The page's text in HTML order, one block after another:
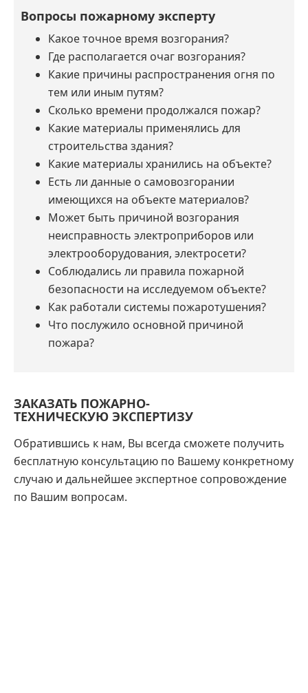
Вопросы пожарному эксперту
Какое точное время возгорания?
Где располагается очаг возгорания?
Какие причины распространения огня по
тем или иным путям?
Сколько времени продолжался пожар?
Какие материалы применялись для
строительства здания?
Какие материалы хранились на объекте?
Есть ли данные о самовозгорании
имеющихся на объекте материалов?
Может быть причиной возгорания
неисправность электроприборов или
электрооборудования, электросети?
Соблюдались ли правила пожарной
безопасности на исследуемом объекте?
Как работали системы пожаротушения?
Что послужило основной причиной
пожара?
ЗАКАЗАТЬ ПОЖАРНО-
ТЕХНИЧЕСКУЮ ЭКСПЕРТИЗУ
Обратившись к нам, Вы всегда сможете получить
бесплатную консультацию по Вашему конкретному
случаю и дальнейшее экспертное сопровождение
по Вашим вопросам.